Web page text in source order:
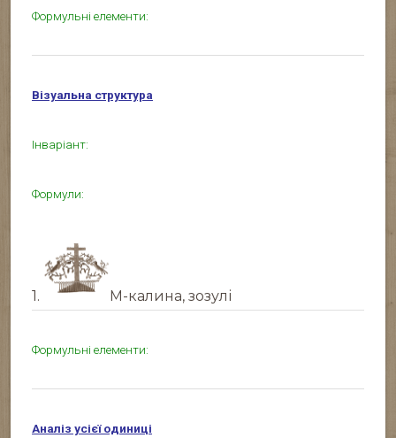
Формульні елементи:
Візуальна структура
Інваріант:
Формули:
1. М-калина, зозулі
Формульні елементи:
Аналіз усієї одиниці